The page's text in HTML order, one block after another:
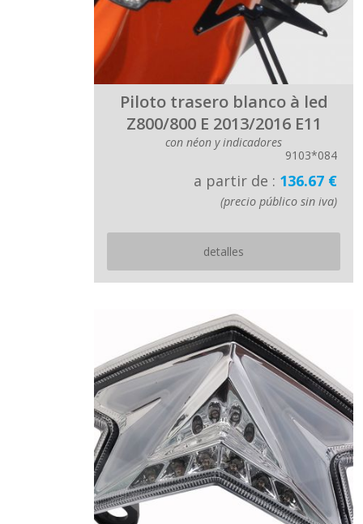
Piloto trasero blanco à led
Z800/800 E 2013/2016 E11
con néon y indicadores
9103*084
a partir de : 136.67 €
(precio público sin iva)
detalles